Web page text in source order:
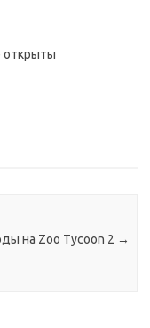
открыты
на Zoo Tycoon 2 →